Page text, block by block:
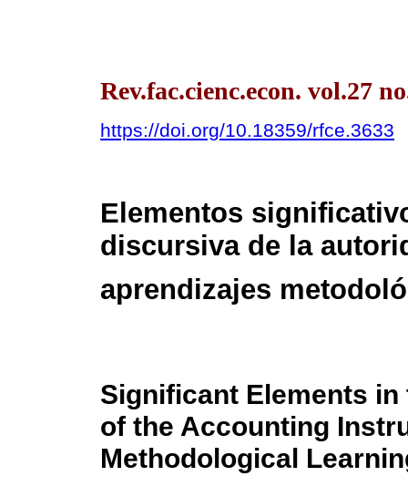
Rev.fac.cienc.econ. vol.27
https://doi.org/10.18359/rfce.3633
Elementos
discursiva de la
aprendizajes
Significant Elements
of the Accounting
Methodological